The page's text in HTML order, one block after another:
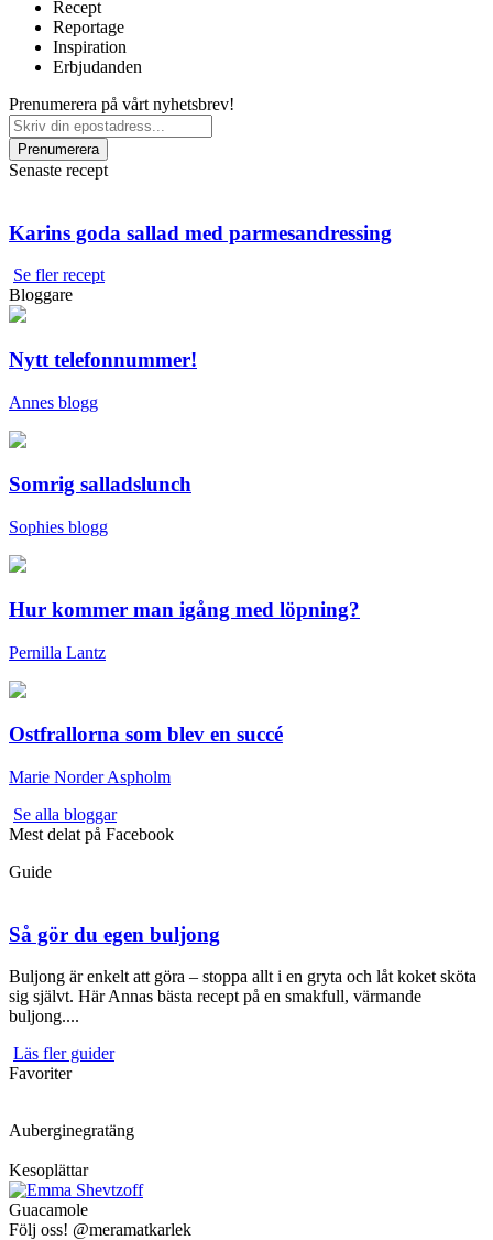
Recept
Reportage
Inspiration
Erbjudanden
Prenumerera på vårt nyhetsbrev!
Senaste recept
Karins goda sallad med parmesandressing
Se fler recept
Bloggare
Nytt telefonnummer!
Annes blogg
Somrig salladslunch
Sophies blogg
Hur kommer man igång med löpning?
Pernilla Lantz
Ostfrallorna som blev en succé
Marie Norder Aspholm
Se alla bloggar
Mest delat på Facebook
Guide
Så gör du egen buljong
Buljong är enkelt att göra – stoppa allt i en gryta och låt koket sköta
sig självt. Här Annas bästa recept på en smakfull, värmande
buljong....
Läs fler guider
Favoriter
Auberginegratäng
Kesoplättar
Guacamole
Följ oss! @meramatkarlek